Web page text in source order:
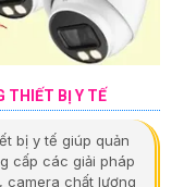
THIẾT BỊ Y TẾ
bị y tế giúp quản
cấp các giải pháp
camera chất lượng